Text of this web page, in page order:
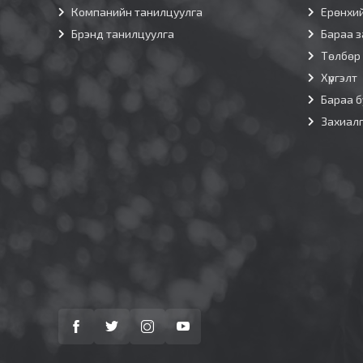
Компанийн танилцуулга
Брэнд танилцуулга
Бараа
Төлбөр
Хүргэлт
Бараа